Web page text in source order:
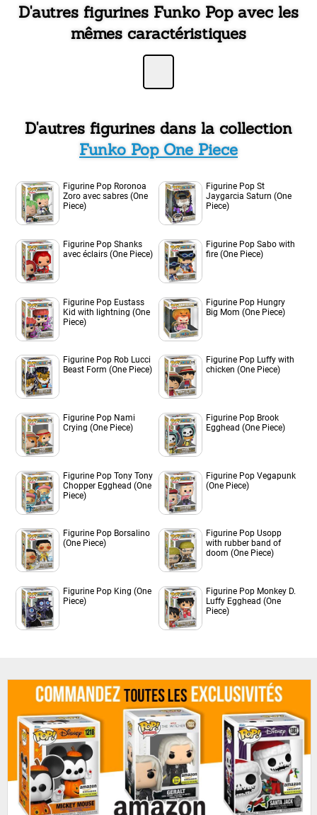
D'autres figurines Funko Pop avec les
mêmes caractéristiques
D'autres figurines dans la collection
Funko Pop One Piece
Figurine Pop Roronoa
Zoro avec sabres (One
Piece)
Figurine Pop St
Jaygarcia Saturn (One
Piece)
Figurine Pop Shanks
avec éclairs (One Piece)
Figurine Pop Sabo with
fire (One Piece)
Figurine Pop Eustass
Kid with lightning (One
Piece)
Figurine Pop Hungry
Big Mom (One Piece)
Figurine Pop Rob Lucci
Beast Form (One Piece)
Figurine Pop Luffy with
chicken (One Piece)
Figurine Pop Nami
Crying (One Piece)
Figurine Pop Brook
Egghead (One Piece)
Figurine Pop Tony Tony
Chopper Egghead (One
Piece)
Figurine Pop Vegapunk
(One Piece)
Figurine Pop Borsalino
(One Piece)
Figurine Pop Usopp
with rubber band of
doom (One Piece)
Figurine Pop King (One
Piece)
Figurine Pop Monkey D.
Luffy Egghead (One
Piece)